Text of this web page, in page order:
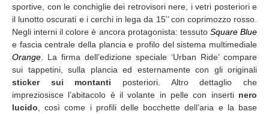
sportive, con le conchiglie dei retrovisori nere, i vetri posteriori e
il lunotto oscurati e i cerchi in lega da 15’’ con coprimozzo rosso.
Negli interni il colore è ancora protagonista: tessuto Square Blue
e fascia centrale della plancia e profilo del sistema multimediale
Orange . La firma dell’edizione speciale ‘Urban Ride’ compare
sui tappetini, sulla plancia ed esternamente con gli originali
sticker sui montanti posteriori. Altro dettaglio che
impreziosisce l’abitacolo è il volante in pelle con inserti nero
lucido , così come i profili delle bocchette dell’aria e la base